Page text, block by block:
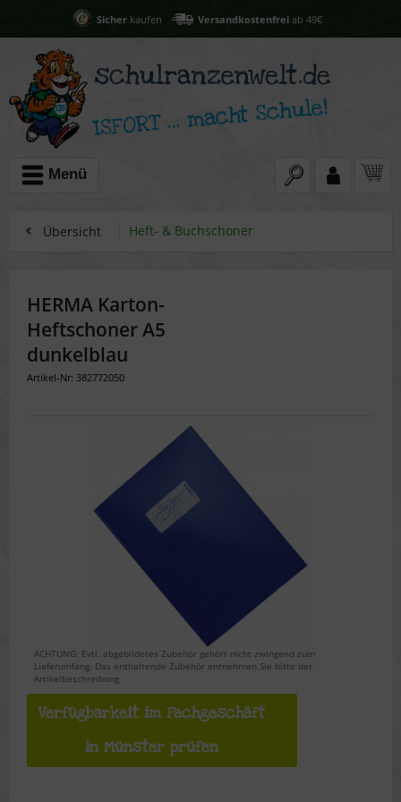
Sicherkaufen Versandkostenfreiab 49€
Menü
Übersicht Heft- & Buchschoner
HERMA Karton-
Heftschoner A5
dunkelblau
Artikel-Nr: 382772050
ACHTUNG: Evtl. abgebildetes Zubehör gehört nicht zwingend zum
Lieferumfang. Das enthaltende Zubehör entnehmen Sie bitte der
Artikelbeschreibung
Verfügbarkeit im Fachgeschäft
in Münster prüfen